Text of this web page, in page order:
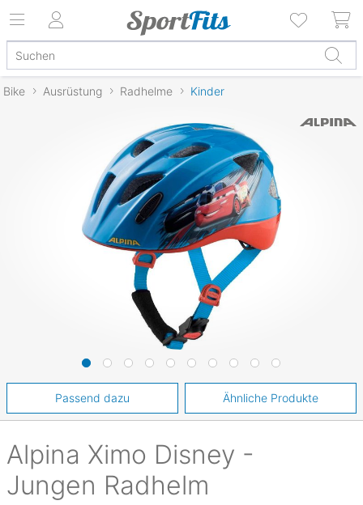
Bike Ausrüstung Radhelme Kinder
Alpina Ximo Disney -
Jungen Radhelm
Passend dazu Ähnliche Produkte